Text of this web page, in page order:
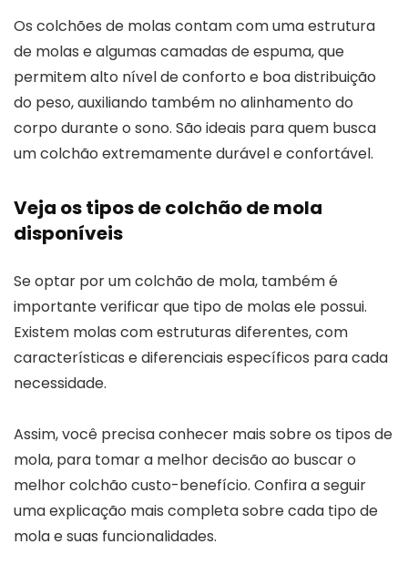
Os colchões de molas contam com uma estrutura
de molas e algumas camadas de espuma, que
permitem alto nível de conforto e boa distribuição
do peso, auxiliando também no alinhamento do
corpo durante o sono. São ideais para quem busca
um colchão extremamente durável e confortável.
Veja os tipos de colchão de mola
disponíveis
Se optar por um colchão de mola, também é
importante verificar que tipo de molas ele possui.
Existem molas com estruturas diferentes, com
características e diferenciais específicos para cada
necessidade.
Assim, você precisa conhecer mais sobre os tipos de
mola, para tomar a melhor decisão ao buscar o
melhor colchão custo-benefício. Confira a seguir
uma explicação mais completa sobre cada tipo de
mola e suas funcionalidades.